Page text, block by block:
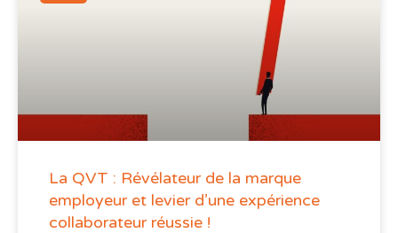
La QVT : Révélateur de la marque
employeur et levier d’une expérience
collaborateur réussie !